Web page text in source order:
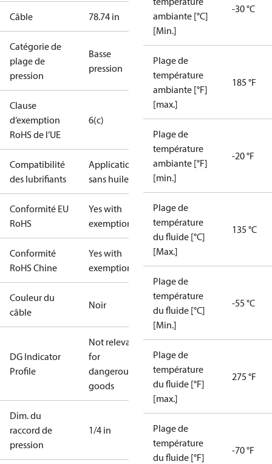
Câble 78.74 in
Catégorie de
plage de
pression
Basse
pression
Clause
d’exemption
RoHS de l’UE
6(c)
Compatibilité
des lubrifiants
Applications
sans huile
Conformité EU
RoHS
Yes with
exemptions
Conformité
RoHS Chine
Yes with
exemptions
Couleur du
câble
Noir
DG Indicator
Profile
Not relevant
for
dangerous
goods
Dim. du
raccord de
pression
1/4 in
ambiante [°C]
[Min.]
-30 °C
Plage de
température
ambiante [°F]
[max.]
185 °F
Plage de
température
ambiante [°F]
[min.]
-20 °F
Plage de
température
du fluide [°C]
[Max.]
135 °C
Plage de
température
du fluide [°C]
[Min.]
-55 °C
Plage de
température
du fluide [°F]
[max.]
275 °F
Plage de
température
du fluide [°F]
-70 °F